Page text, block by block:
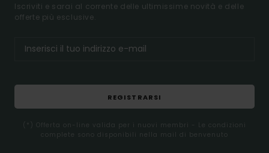
Iscriviti e sarai al corrente delle ultimissime novità e delle
offerte più esclusive.
REGISTRARSI
(*) Offerta on-line valida per i nuovi membri - Le condizioni
complete sono disponibili nella mail di benvenuto